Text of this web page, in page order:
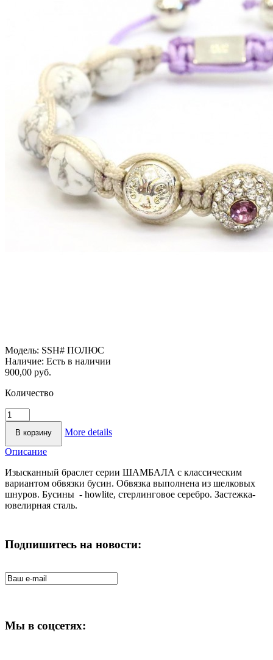
Модель: SSH# ПОЛЮС
Наличие: Есть в наличии
900,00 руб.
Количество
More details
Описание
Изысканный браслет серии ШАМБАЛА с классическим
вариантом обвязки бусин. Обвязка выполнена из шелковых
шнуров. Бусины - howlite, стерлинговое серебро. Застежка-
ювелирная сталь.
Подпишитесь на новости:
Мы в соцсетях: